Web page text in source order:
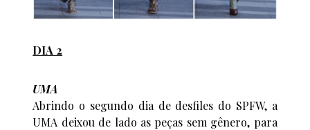
DIA 2
UMA
Abrindo o segundo dia de desfiles do SPFW, a
UMA deixou de lado as peças sem gênero, para